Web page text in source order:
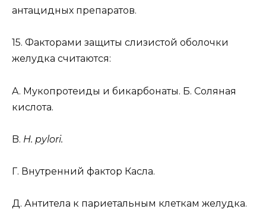
антацидных препаратов.
15. Факторами защиты слизистой оболочки
желудка считаются:
A. Мукопротеиды и бикарбонаты. Б. Соляная
кислота.
B. H. pylori.
Г. Внутренний фактор Касла.
Д. Антитела к париетальным клеткам желудка.